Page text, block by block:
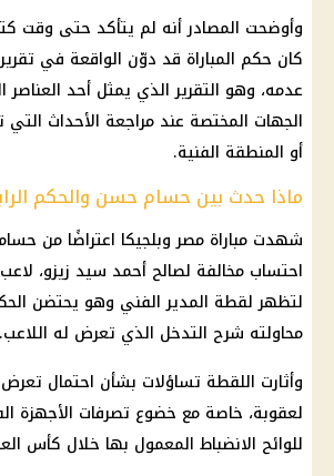
وأوضحت المصادر أنه لم يتأكد حتى وقت
كان حكم المباراة قد دوّن الواقعة في
عدمه، وهو التقرير الذي يمثل أحد العناصر
الجهات المختصة عند مراجعة الأحداث
أو المنطقة الفنية.
ماذا حدث بين حسام حسن والحكم
شهدت مباراة مصر وبلجيكا اعتراضًا من
احتساب مخالفة لصالح أحمد سيد زيزو،
لتظهر لقطة المدير الفني وهو يحتضن الحكم
محاولته شرح التدخل الذي تعرض له اللاعب.
وأثارت اللقطة تساؤلات بشأن احتمال تعرض
لعقوبة، خاصة مع خضوع تصرفات الأجهزة
للوائح الانضباط المعمول بها خلال كأس